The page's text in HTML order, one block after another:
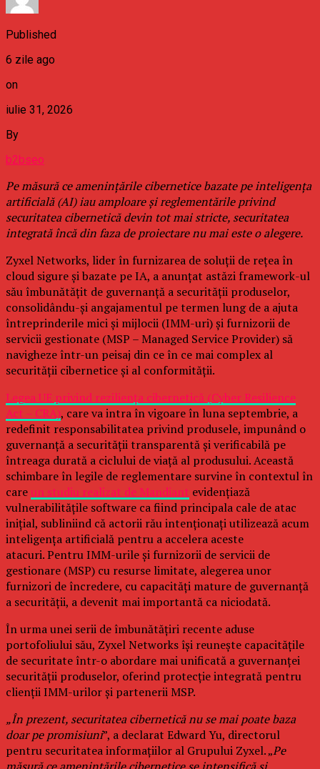
Published
6 zile ago
on
iulie 31, 2026
By
b2bseo
Pe măsură ce amenințările cibernetice bazate pe inteligența
artificială (AI) iau amploare și reglementările privind
securitatea cibernetică devin tot mai stricte, securitatea
integrată încă din faza de proiectare nu mai este o alegere.
Zyxel Networks, lider în furnizarea de soluții de rețea în
cloud sigure și bazate pe IA, a anunțat astăzi framework-ul
său îmbunătățit de guvernanță a securității produselor,
consolidându-și angajamentul pe termen lung de a ajuta
întreprinderile mici și mijlocii (IMM-uri) și furnizorii de
servicii gestionate (MSP – Managed Service Provider) să
navigheze într-un peisaj din ce în ce mai complex al
securității cibernetice și al conformității.
Legea UE privind reziliența cibernetică (Cyber Resilience
Act – CRA), care va intra în vigoare în luna septembrie, a
redefinit responsabilitatea privind produsele, impunând o
guvernanță a securității transparentă și verificabilă pe
întreaga durată a ciclului de viață al produsului. Această
schimbare în legile de reglementare survine în contextul în
careun studiu realizat de Mandiant evidențiază
vulnerabilitățile software ca fiind principala cale de atac
inițial, subliniind că actorii rău intenționați utilizează acum
inteligența artificială pentru a accelera aceste
atacuri. Pentru IMM-urile și furnizorii de servicii de
gestionare (MSP) cu resurse limitate, alegerea unor
furnizori de încredere, cu capacități mature de guvernanță
a securității, a devenit mai importantă ca niciodată.
În urma unei serii de îmbunătățiri recente aduse
portofoliului său, Zyxel Networks își reunește capacitățile
de securitate într-o abordare mai unificată a guvernanței
securității produselor, oferind protecție integrată pentru
clienții IMM-urilor și partenerii MSP.
„În prezent, securitatea cibernetică nu se mai poate baza
doar pe promisiuni”, a declarat Edward Yu, directorul
pentru securitatea informațiilor al Grupului Zyxel. „Pe